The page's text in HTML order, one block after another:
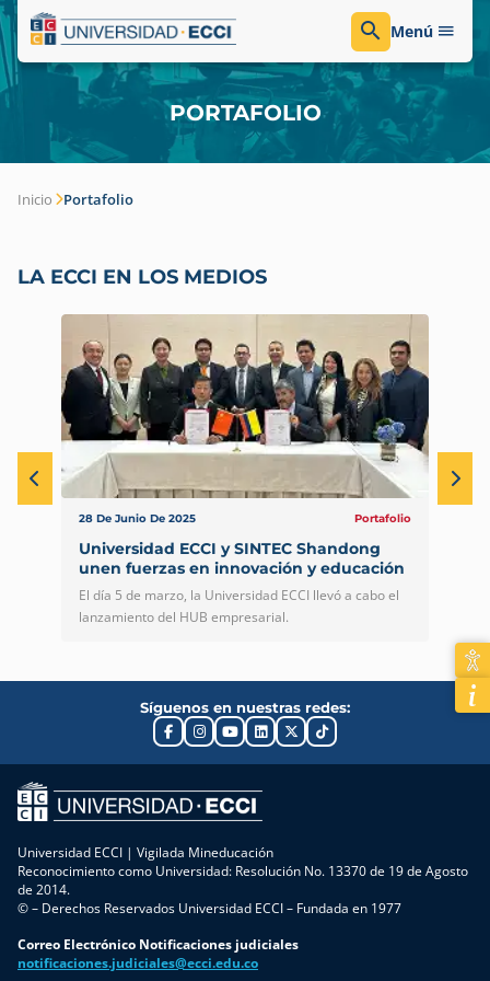
Menú
PORTAFOLIO
Inicio Portafolio
LA ECCI EN LOS MEDIOS
28 De Junio De 2025 Portafolio
Universidad ECCI y SINTEC Shandong
unen fuerzas en innovación y educación
El día 5 de marzo, la Universidad ECCI llevó a cabo el
lanzamiento del HUB empresarial.
Síguenos en nuestras redes:
Universidad ECCI | Vigilada Mineducación
Reconocimiento como Universidad: Resolución No. 13370 de 19 de Agosto
de 2014.
© – Derechos Reservados Universidad ECCI – Fundada en 1977
Correo Electrónico Notificaciones judiciales
notificaciones.judiciales@ecci.edu.co